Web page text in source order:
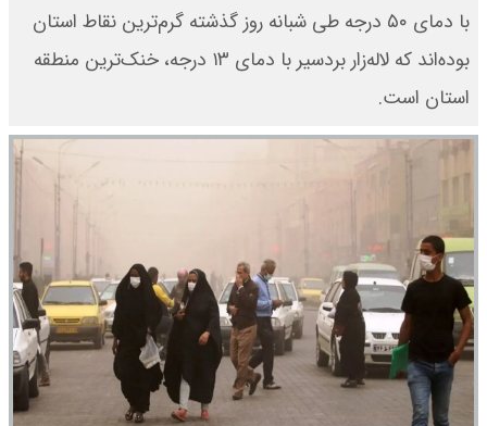
با دمای ۵۰ درجه طی شبانه روز گذشته گرم‌ترین نقاط استان
بوده‌اند که لاله‌زار بردسیر با دمای ۱۳ درجه، خنک‌ترین منطقه
استان است.